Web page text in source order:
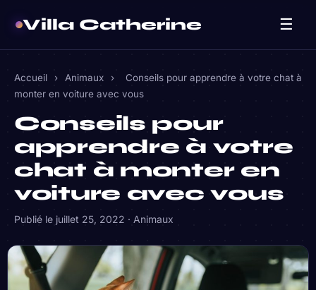
Villa Catherine ☰
Accueil › Animaux ›
Conseils pour apprendre à votre chat à
monter en voiture avec vous
Conseils pour
apprendre à votre
chat à monter en
voiture avec vous
Publié le juillet 25, 2022 · Animaux